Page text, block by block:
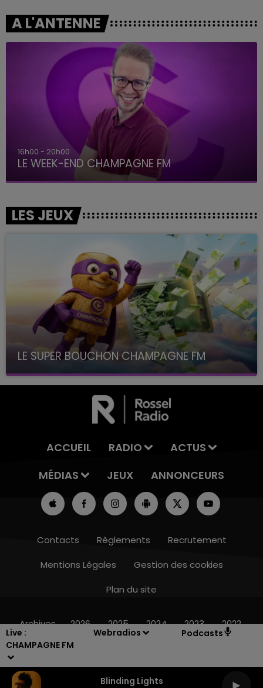
Live :
CHAMPAGNE FM
Webradios Podcasts
Blinding Lights
7h00 - 12h00
A L'ANTENNE
7h00 - 12h00
LE WEEK-END CHAMPAGNE FM
LES JEUX
LE SUPER BOUCHON CHAMPAGNE FM
avec La Famille Champagne FM, à 8H10
ACCUEIL RADIO
ACTUS
MÉDIAS
JEUX ANNONCEURS
Contacts Règlements
Recrutement
Mentions Légales
Gestion des cookies
Plan du site
Archives 2026 2025 2024 2023 2022